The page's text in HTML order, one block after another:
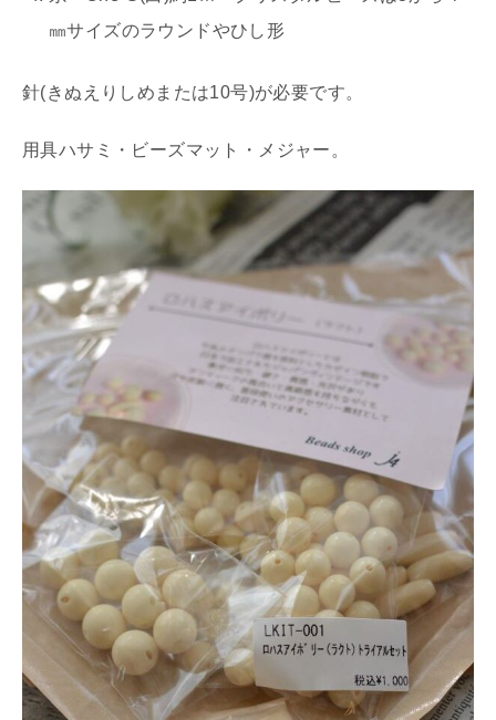
㎜サイズのラウンドやひし形
針(きぬえりしめまたは10号)が必要です。
用具ハサミ・ビーズマット・メジャー。